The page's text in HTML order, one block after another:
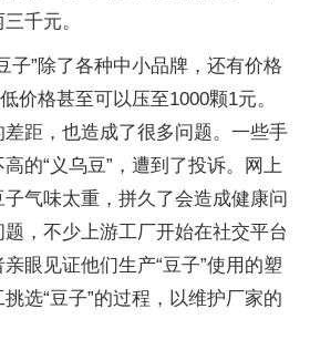
千元。
子”除了各种中小品牌，还有价格
价格甚至可以压至1000颗1元。
距，也造成了很多问题。一些手
的“义乌豆”，遭到了投诉。网上
气味太重，拼久了会造成健康问
，不少上游工厂开始在社交平台
眼见证他们生产“豆子”使用的塑
选“豆子”的过程，以维护厂家的